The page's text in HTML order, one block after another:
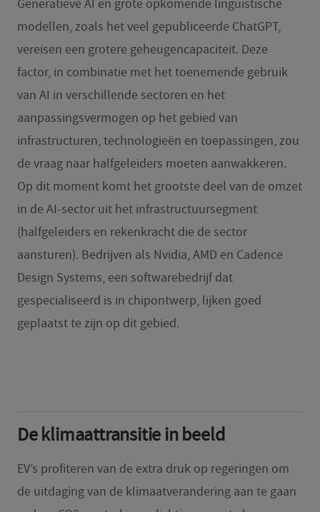
Generatieve AI en grote opkomende linguïstische
modellen, zoals het veel gepubliceerde ChatGPT,
vereisen een grotere geheugencapaciteit. Deze
factor, in combinatie met het toenemende gebruik
van AI in verschillende sectoren en het
aanpassingsvermogen op het gebied van
infrastructuren, technologieën en toepassingen, zou
de vraag naar halfgeleiders moeten aanwakkeren.
Op dit moment komt het grootste deel van de omzet
in de AI-sector uit het infrastructuursegment
(halfgeleiders en rekenkracht die de sector
aansturen). Bedrijven als Nvidia, AMD en Cadence
Design Systems, een softwarebedrijf dat
gespecialiseerd is in chipontwerp, lijken goed
geplaatst te zijn op dit gebied.
De klimaattransitie in beeld
EV’s profiteren van de extra druk op regeringen om
de uitdaging van de klimaatverandering aan te gaan